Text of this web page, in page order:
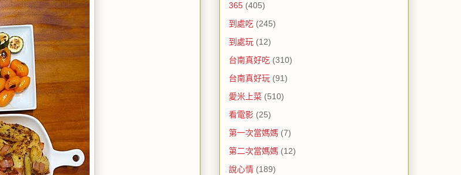
365 (405)
到處吃 (245)
到處玩 (12)
台南真好吃 (310)
台南真好玩 (91)
愛米上菜 (510)
看電影 (25)
第一次當媽媽 (7)
第二次當媽媽 (12)
說心情 (189)